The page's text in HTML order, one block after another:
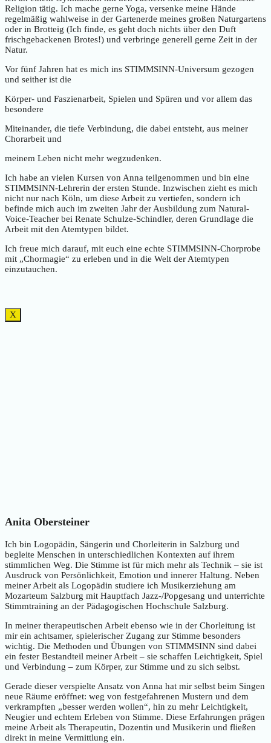
Religion tätig. Ich mache gerne Yoga, versenke meine Hände
regelmäßig wahlweise in der Gartenerde meines großen Naturgartens
oder in Brotteig (Ich finde, es geht doch nichts über den Duft
frischgebackenen Brotes!) und verbringe generell gerne Zeit in der
Natur.
Vor fünf Jahren hat es mich ins STIMMSINN-Universum gezogen
und seither ist die
Körper- und Faszienarbeit, Spielen und Spüren und vor allem das
besondere
Miteinander, die tiefe Verbindung, die dabei entsteht, aus meiner
Chorarbeit und
meinem Leben nicht mehr wegzudenken.
Ich habe an vielen Kursen von Anna teilgenommen und bin eine
STIMMSINN-Lehrerin der ersten Stunde. Inzwischen zieht es mich
nicht nur nach Köln, um diese Arbeit zu vertiefen, sondern ich
befinde mich auch im zweiten Jahr der Ausbildung zum Natural-
Voice-Teacher bei Renate Schulze-Schindler, deren Grundlage die
Arbeit mit den Atemtypen bildet.
Ich freue mich darauf, mit euch eine echte STIMMSINN-Chorprobe
mit „Chormagie“ zu erleben und in die Welt der Atemtypen
einzutauchen.
X
Anita Obersteiner
Ich bin Logopädin, Sängerin und Chorleiterin in Salzburg und
begleite Menschen in unterschiedlichen Kontexten auf ihrem
stimmlichen Weg. Die Stimme ist für mich mehr als Technik – sie ist
Ausdruck von Persönlichkeit, Emotion und innerer Haltung. Neben
meiner Arbeit als Logopädin studiere ich Musikerziehung am
Mozarteum Salzburg mit Hauptfach Jazz-/Popgesang und unterrichte
Stimmtraining an der Pädagogischen Hochschule Salzburg.
In meiner therapeutischen Arbeit ebenso wie in der Chorleitung ist
mir ein achtsamer, spielerischer Zugang zur Stimme besonders
wichtig. Die Methoden und Übungen von STIMMSINN sind dabei
ein fester Bestandteil meiner Arbeit – sie schaffen Leichtigkeit, Spiel
und Verbindung – zum Körper, zur Stimme und zu sich selbst.
Gerade dieser verspielte Ansatz von Anna hat mir selbst beim Singen
neue Räume eröffnet: weg von festgefahrenen Mustern und dem
verkrampften „besser werden wollen“, hin zu mehr Leichtigkeit,
Neugier und echtem Erleben von Stimme. Diese Erfahrungen prägen
meine Arbeit als Therapeutin, Dozentin und Musikerin und fließen
direkt in meine Vermittlung ein.